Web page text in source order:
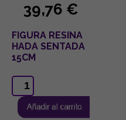
39,76 €
FIGURA RESINA
HADA SENTADA
15CM